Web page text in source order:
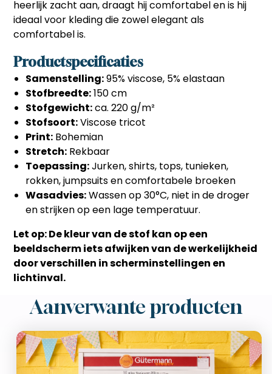
heerlijk zacht aan, draagt hij comfortabel en is hij
ideaal voor kleding die zowel elegant als
comfortabel is.
Productspecificaties
Samenstelling:95% viscose, 5% elastaan
Stofbreedte:150 cm
Stofgewicht:ca. 220 g/m²
Stofsoort:Viscose tricot
Print: Bohemian
Stretch: Rekbaar
Toepassing:Jurken, shirts, tops, tunieken,
rokken, jumpsuits en comfortabele broeken
Wasadvies:Wassen op 30°C, niet in de droger
en strijken op een lage temperatuur.
Let op: De kleur van de stof kan op een
beeldscherm iets afwijken van de werkelijkheid
door verschillen in scherminstellingen en
lichtinval.
Aanverwante producten